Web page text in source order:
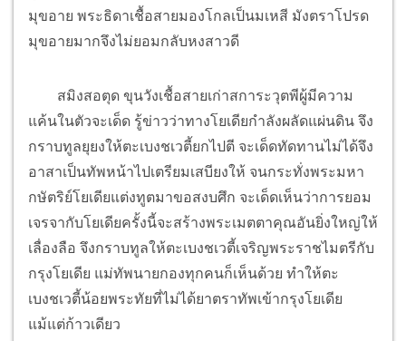
มุขอาย พระธิดาเชื้อสายมองโกลเป็นมเหสี มังตราโปรด
มุขอายมากจึงไม่ยอมกลับหงสาวดี
สมิงสอตุด ขุนวังเชื้อสายเก่าสการะวุตพีผู้มีความ
แค้นในตัวจะเด็ด รู้ข่าวว่าทางโยเดียกำลังผลัดแผ่นดิน จึง
กราบทูลยุยงให้ตะเบงชเวตี้ยกไปตี จะเด็ดทัดทานไม่ได้จึง
อาสาเป็นทัพหน้าไปเตรียมเสบียงให้ จนกระทั่งพระมหา
กษัตริย์โยเดียแต่งทูตมาขอสงบศึก จะเด็ดเห็นว่าการยอม
เจรจากับโยเดียครั้งนี้จะสร้างพระเมตตาคุณอันยิ่งใหญ่ให้
เลื่องลือ จึงกราบทูลให้ตะเบงชเวตี้เจริญพระราชไมตรีกับ
กรุงโยเดีย แม่ทัพนายกองทุกคนก็เห็นด้วย ทำให้ตะ
เบงชเวตี้น้อยพระทัยที่ไม่ได้ยาตราทัพเข้ากรุงโยเดีย
แม้แต่ก้าวเดียว